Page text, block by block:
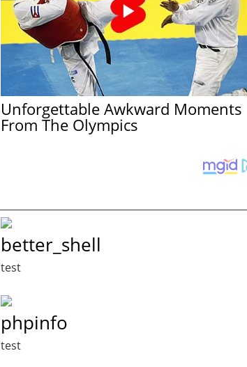
Unforgettable Awkward Moments
From The Olympics
better_shell
test
phpinfo
test